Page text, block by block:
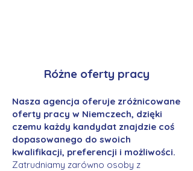
Różne oferty pracy
Nasza agencja oferuje zróżnicowane
oferty pracy w Niemczech, dzięki
czemu każdy kandydat znajdzie coś
dopasowanego do swoich
kwalifikacji, preferencji i możliwości.
Zatrudniamy zarówno osoby z